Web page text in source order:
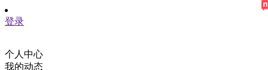
登录
个人中心
我的动态